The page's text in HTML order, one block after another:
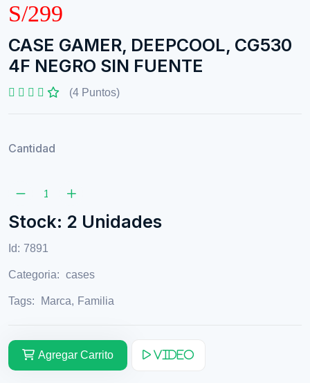
S/299
CASE GAMER, DEEPCOOL, CG530
4F NEGRO SIN FUENTE
(4 Puntos)
Cantidad
Stock: 2 Unidades
Id: 7891
Categoria: cases
Tags: Marca, Familia
Agregar Carrito Video